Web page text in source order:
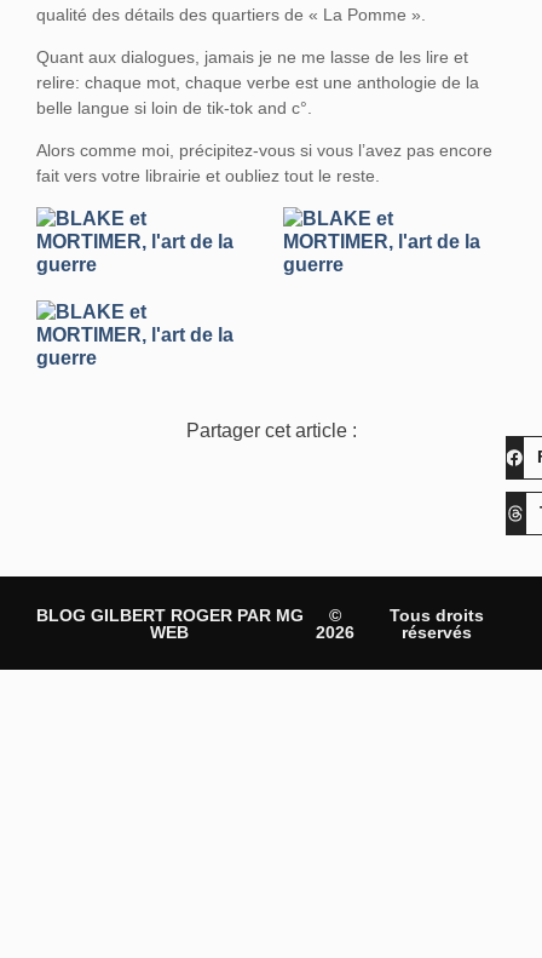
qualité des détails des quartiers de « La Pomme ».
Quant aux dialogues, jamais je ne me lasse de les lire et
relire: chaque mot, chaque verbe est une anthologie de la
belle langue si loin de tik-tok and c°.
Alors comme moi, précipitez-vous si vous l’avez pas encore
fait vers votre librairie et oubliez tout le reste.
Partager cet article :
BLOG GILBERT ROGER PAR MG
WEB
©
2026
Tous droits
réservés